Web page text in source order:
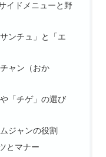
イドメニューと野
ンチュ」と「エ
ャン（おか
「チゲ」の選び
ジャンの役割
とマナー